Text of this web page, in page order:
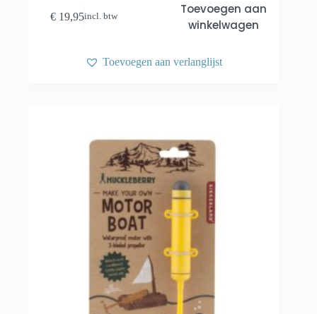
€ 19,95incl. btw
Toevoegen aan
winkelwagen
Toevoegen aan verlanglijst